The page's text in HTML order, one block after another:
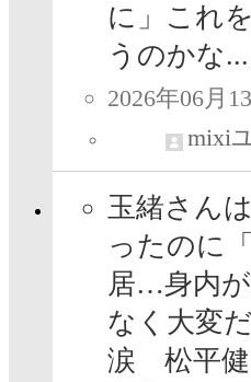
に」これ
うのかな...
2026年06月
mixi
玉緒さん
ったのに
居…身内
なく大変
涙 松平健